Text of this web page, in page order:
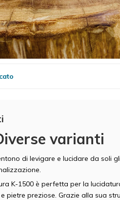
varianti
di levigare e lucidare da soli
K-1500 è perfetta per la
pietre preziose. Grazie alla sua